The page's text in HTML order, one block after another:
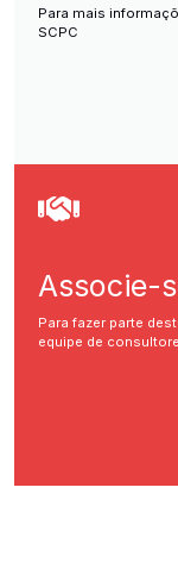
Para mais
SCPC
Associe-
Para fazer parte
equipe de